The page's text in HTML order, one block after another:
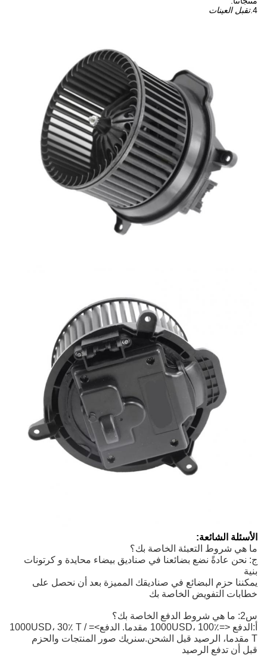
4. تقبل العينات
الأسئلة الشائعة:
ما هي شروط التعبئة الخاصة بك؟
ج: نحن عادةً نضع بضائعنا في صناديق بيضاء محايدة و كرتونات
بنية
يمكننا حزم البضائع في صناديقك المميزة بعد أن نحصل على
خطابات التفويض الخاصة بك
س2: ما هي شروط الدفع الخاصة بك؟
أ:
الدفع <=1000USD، 100٪ مقدما. الدفع>=1000USD، 30٪ T /
T مقدما، الرصيد قبل الشحن.
سنريك صور المنتجات والحزم
قبل أن تدفع الرصيد